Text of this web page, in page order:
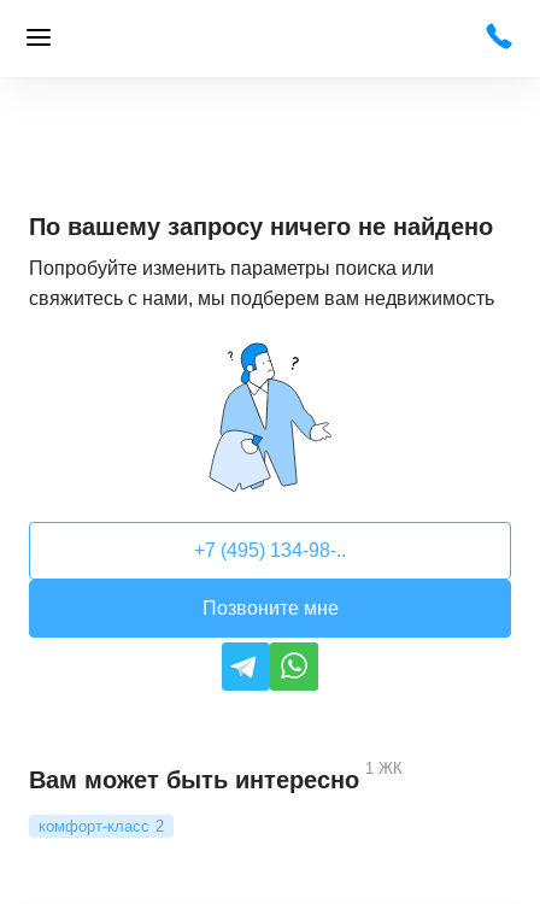
По вашему запросу ничего не найдено
Попробуйте изменить параметры поиска или
свяжитесь с нами, мы подберем вам недвижимость
+7 (495) 134-98-..
Позвоните мне
Вам может быть интересно 1 ЖК
комфорт-класс 2